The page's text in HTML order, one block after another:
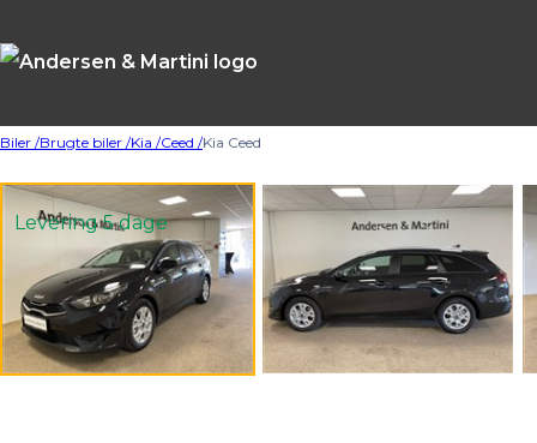
Biler /Brugte biler /Kia /Ceed /Kia Ceed
Levering 5 dage
4.5
77 anmeldelser